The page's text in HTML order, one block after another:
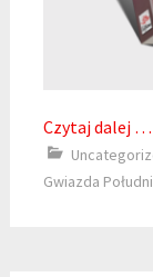
Czytaj dalej …
Gwiazda